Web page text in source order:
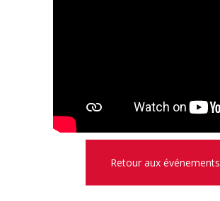
Retour aux événements